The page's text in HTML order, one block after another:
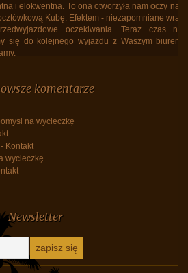
ona otworzyła nam oczy na prawdziwą, nie
Efektem - niezapomniane wrażenia, znacznie
Teraz czas na ciąg dalszy.
wyjazdu z Waszym biurem. Dziękujemy i
komentarze
na wycieczkę
Newsletter